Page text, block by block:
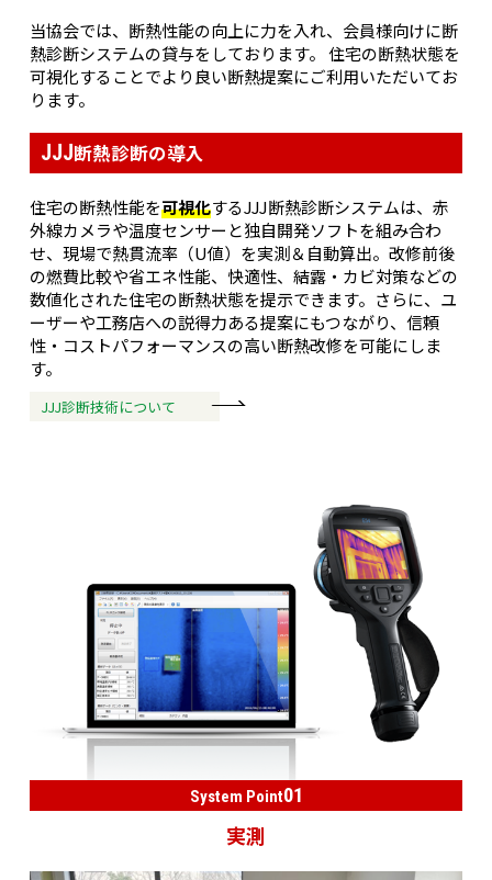
当協会では、断熱性能の向上に力を入れ、会員様向けに断
熱診断システムの貸与をしております。 住宅の断熱状態を
可視化することでより良い断熱提案にご利用いただいてお
ります。
JJJ断熱診断の導入
住宅の断熱性能を可視化するJJJ断熱診断システムは、赤
外線カメラや温度センサーと独自開発ソフトを組み合わ
せ、現場で熱貫流率（U値）を実測＆自動算出。改修前後
の燃費比較や省エネ性能、快適性、結露・カビ対策などの
数値化された住宅の断熱状態を提示できます。さらに、ユ
ーザーや工務店への説得力ある提案にもつながり、信頼
性・コストパフォーマンスの高い断熱改修を可能にしま
す。
JJJ診断技術について
System Point01
実測